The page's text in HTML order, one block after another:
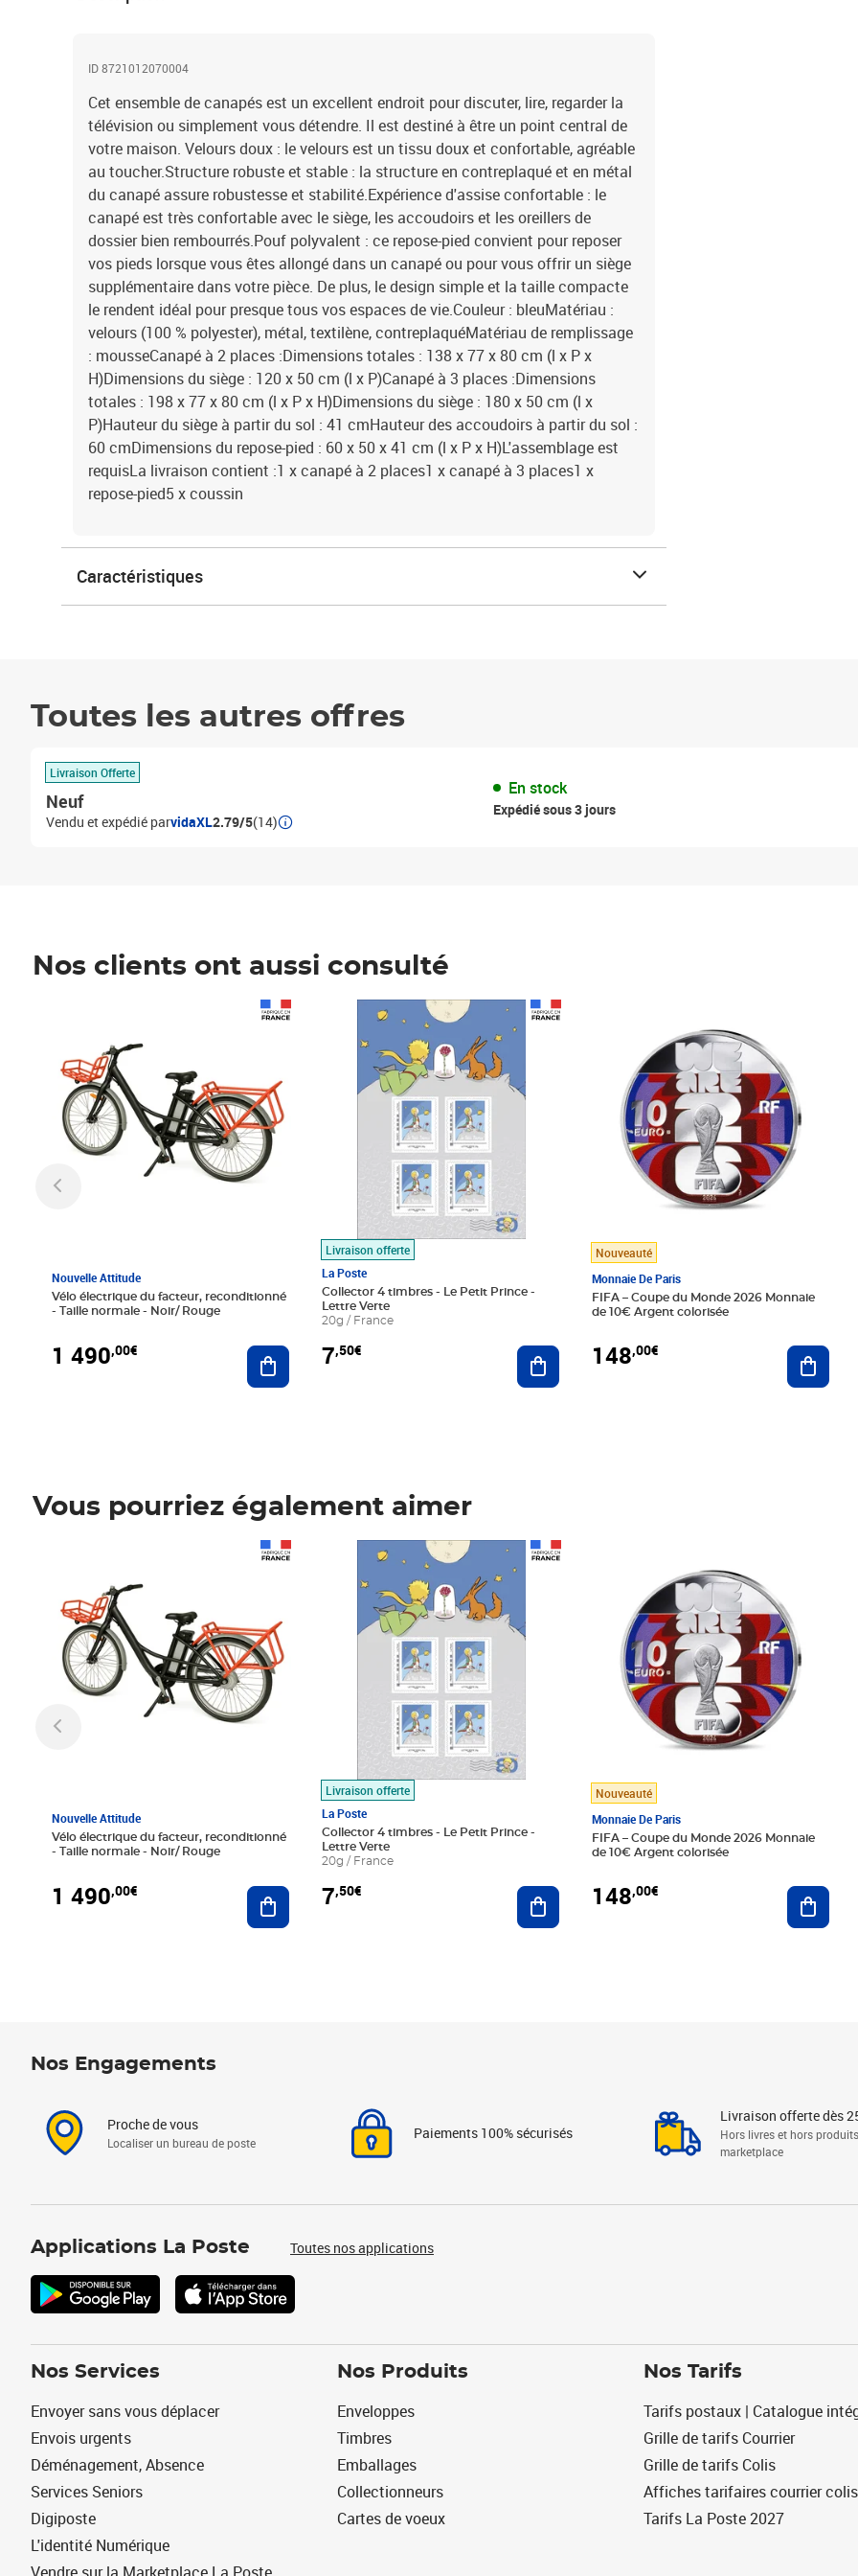
ID 8721012070004
Cet ensemble de canapés est un excellent endroit pour discuter, lire, regarder la
télévision ou simplement vous détendre. Il est destiné à être un point central de
votre maison. Velours doux : le velours est un tissu doux et confortable, agréable
au toucher.Structure robuste et stable : la structure en contreplaqué et en métal
du canapé assure robustesse et stabilité.Expérience d'assise confortable : le
canapé est très confortable avec le siège, les accoudoirs et les oreillers de
dossier bien rembourrés.Pouf polyvalent : ce repose-pied convient pour reposer
vos pieds lorsque vous êtes allongé dans un canapé ou pour vous offrir un siège
supplémentaire dans votre pièce. De plus, le design simple et la taille compacte
le rendent idéal pour presque tous vos espaces de vie.Couleur : bleuMatériau :
velours (100 % polyester), métal, textilène, contreplaquéMatériau de remplissage
: mousseCanapé à 2 places :Dimensions totales : 138 x 77 x 80 cm (l x P x
H)Dimensions du siège : 120 x 50 cm (l x P)Canapé à 3 places :Dimensions
totales : 198 x 77 x 80 cm (l x P x H)Dimensions du siège : 180 x 50 cm (l x
P)Hauteur du siège à partir du sol : 41 cmHauteur des accoudoirs à partir du sol :
60 cmDimensions du repose-pied : 60 x 50 x 41 cm (l x P x H)L'assemblage est
requisLa livraison contient :1 x canapé à 2 places1 x canapé à 3 places1 x
repose-pied5 x coussin
Caractéristiques
Toutes les autres offres
Livraison Offerte
Neuf
Vendu et expédié parvidaXL2.79/5(14)
En stock
Expédié sous 3 jours
Nos clients ont aussi consulté
Nouvelle Attitude
Vélo électrique du facteur, reconditionné
- Taille normale - Noir/ Rouge
1 490,00€ Ajouter au panier
Livraison offerte
La Poste
Collector 4 timbres - Le Petit Prince -
Lettre Verte
20g / France
7,50€
Prix 7,50€
Ajouter au panier
Nouveauté
Monnaie De Paris
FIFA – Coupe du Monde 2026 Monnaie
de 10€ Argent colorisée
148,00€
Vous pourriez également aimer
Nouvelle Attitude
Vélo électrique du facteur, reconditionné
- Taille normale - Noir/ Rouge
1 490,00€ Ajouter au panier
Livraison offerte
La Poste
Collector 4 timbres - Le Petit Prince -
Lettre Verte
20g / France
7,50€
Prix 7,50€
Ajouter au panier
Nouveauté
Monnaie De Paris
FIFA – Coupe du Monde 2026 Monnaie
de 10€ Argent colorisée
148,00€
Nos Engagements
Proche de vous
Localiser un bureau de poste
Paiements 100% sécurisés
Livraison offerte dès
Hors livres et hors produits
marketplace
Applications La Poste Toutes nos applications
Nos Services
Envoyer sans vous déplacer
Envois urgents
Déménagement, Absence
Services Seniors
Digiposte
L'identité Numérique
Nos Produits
Enveloppes
Timbres
Emballages
Collectionneurs
Cartes de voeux
Nos Tarifs
Tarifs postaux | Catalogue
Grille de tarifs Courrier
Grille de tarifs Colis
Affiches tarifaires courrier colis
Tarifs La Poste 2027